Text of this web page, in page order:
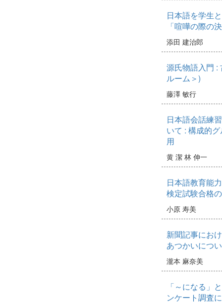
日本語を学生
「喧嘩の際の
添田 建治郎
源氏物語入門 :
ルーム＞)
藤澤 敏行
日本語会話練
いて : 構成的
用
黄 潔 林 伸一
日本語教育能
検定試験合格
小原 寿美
新聞記事にお
あつかいにつ
瀧本 麻奈美
「～になる」
ンケート調査